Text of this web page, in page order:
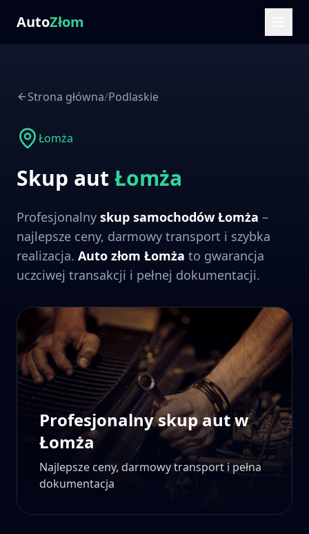
AutoZłom
Strona główna/Podlaskie
Łomża
Skup aut Łomża
Profesjonalny skup samochodówŁomża –
najlepsze ceny, darmowy transport i szybka
realizacja. Auto złom Łomża to gwarancja
uczciwej transakcji i pełnej dokumentacji.
Profesjonalny skup aut w
Łomża
Najlepsze ceny, darmowy transport i pełna
dokumentacja